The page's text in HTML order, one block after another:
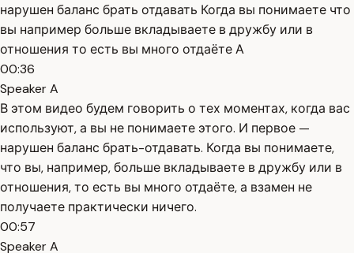
нарушен баланс брать отдавать Когда вы понимаете что
вы например больше вкладываете в дружбу или в
отношения то есть вы много отдаёте А
00:36
Speaker A
В этом видео будем говорить о тех моментах, когда вас
используют, а вы не понимаете этого. И первое —
нарушен баланс брать-отдавать. Когда вы понимаете,
что вы, например, больше вкладываете в дружбу или в
отношения, то есть вы много отдаёте, а взамен не
получаете практически ничего.
00:57
Speaker A